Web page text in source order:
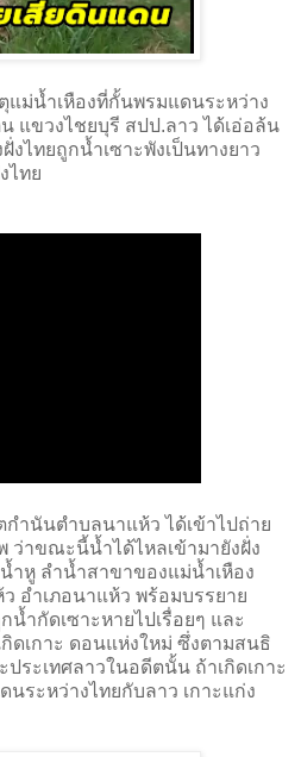
แม่น้ำเหืองที่กั้นพรมแดนระหว่าง
แขวงไชยบุรี สปป.ลาว ได้เอ่อล้น
งไทยถูกน้ำเซาะพังเป็นทางยาว
ไทย
ำนันตำบลนาแห้ว ได้เข้าไปถ่าย
ว่าขณะนี้น้ำได้ไหลเข้ามายังฝั่ง
ำหู ลำน้ำสาขาของแม่น้ำเหือง
อำเภอนาแห้ว พร้อมบรรยาย
น้ำกัดเซาะหายไปเรื่อยๆ และ
ดเกาะ ดอนแห่งใหม่ ซึ่งตามสนธิ
ระเทศลาวในอดีตนั้น ถ้าเกิดเกาะ
ระหว่างไทยกับลาว เกาะแก่ง